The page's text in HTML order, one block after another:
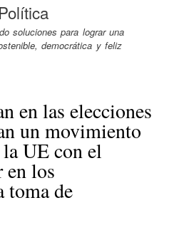
soluciones para lograr una
democrática y feliz
en las elecciones
un movimiento
UE con el
los
toma de